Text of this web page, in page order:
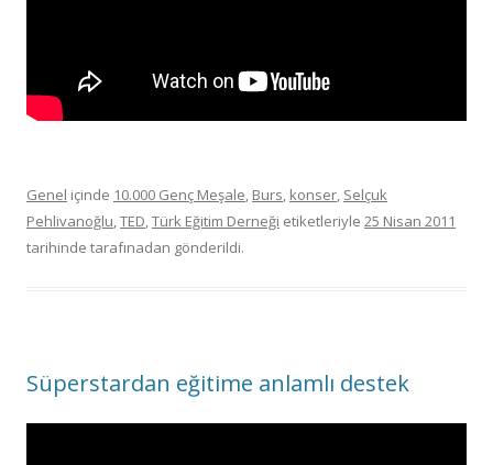
Genel içinde 10.000 Genç Meşale, Burs, konser, Selçuk
Pehlivanoğlu,TED,Türk Eğitim Derneği etiketleriyle 25 Nisan 2011
tarihinde tarafınadan gönderildi.
Süperstardan eğitime anlamlı destek